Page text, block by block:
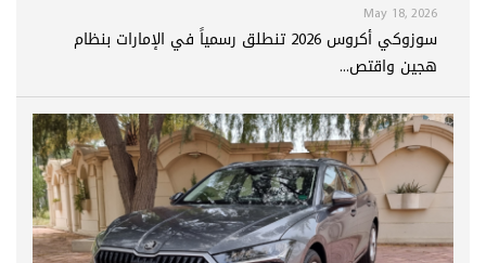
May 18, 2026
سوزوكي أكروس 2026 تنطلق رسمياً في الإمارات بنظام
هجين واقتص...